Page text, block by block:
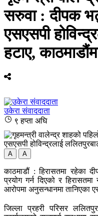
सरुवा : दीपक
एसएसपी
हटाए,
उकेरा संवाददाता
९ हप्ता अघि
A A
काठमाडौं : हिरासतमा रहेका
प्रयोग गर्न दिएको र हिरासतमा
आरोपमा अनुसन्धानमा तानिएका
जिल्ला प्रहरी परिसर